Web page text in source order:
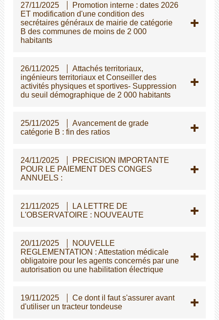
27/11/2025
Promotion interne : dates 2026
ET modification d'une condition des
secrétaires généraux de mairie de catégorie
B des communes de moins de 2 000
habitants
26/11/2025
Attachés territoriaux,
ingénieurs territoriaux et Conseiller des
activités physiques et sportives- Suppression
du seuil démographique de 2 000 habitants
25/11/2025
Avancement de grade
catégorie B : fin des ratios
24/11/2025
PRECISION IMPORTANTE
POUR LE PAIEMENT DES CONGES
ANNUELS :
21/11/2025
LA LETTRE DE
L'OBSERVATOIRE : NOUVEAUTE
20/11/2025
NOUVELLE
REGLEMENTATION : Attestation médicale
obligatoire pour les agents concernés par une
autorisation ou une habilitation électrique
19/11/2025
Ce dont il faut s'assurer avant
d'utiliser un tracteur tondeuse